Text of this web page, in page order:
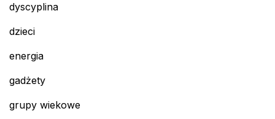
dyscyplina
dzieci
energia
gadżety
grupy wiekowe